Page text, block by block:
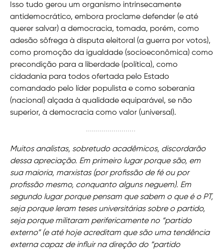
Isso tudo gerou um organismo intrinsecamente
antidemocrático, embora proclame defender (e até
querer salvar) a democracia, tomada, porém, como
adesão sôfrega à disputa eleitoral (a guerra por votos),
como promoção da igualdade (socioeconômica) como
precondição para a liberdade (política), como
cidadania para todos ofertada pelo Estado
comandado pelo líder populista e como soberania
(nacional) alçada à qualidade equiparável, se não
superior, à democracia como valor (universal).
Muitos analistas, sobretudo acadêmicos, discordarão
dessa apreciação. Em primeiro lugar porque são, em
sua maioria, marxistas (por profissão de fé ou por
profissão mesmo, conquanto alguns neguem). Em
segundo lugar porque pensam que sabem o que é o PT,
seja porque leram teses universitárias sobre o partido,
seja porque militaram perifericamente no “partido
externo” (e até hoje acreditam que são uma tendência
externa capaz de influir na direção do “partido